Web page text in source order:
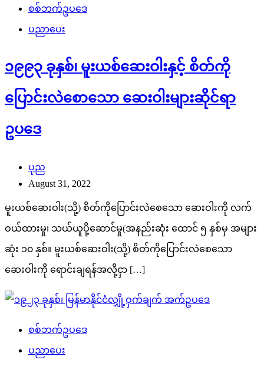
စစ်ဘက်ဥပဒေ
ပညာပေး
၁၉၉၃ ခုနှစ်၊ မူးယစ်ဆေးဝါးနှင့် စိတ်ကို
ပြောင်းလဲစောသော ဆေးဝါးများဆိုင်ရာ
ဥပဒေ
ပုည
August 31, 2022
မူးယစ်ဆေးဝါး(သို့) စိတ်ကိုပြောင်းလဲစေသော ဆေးဝါးကို လက်
ဝယ်ထားမှု၊ သယ်ယူပို့ဆောင်မှု(အနည်းဆုံး ထောင် ၅ နှစ်မှ အများ
ဆုံး ၁၀ နှစ်။ မူးယစ်ဆေးဝါး(သို့) စိတ်ကိုပြောင်းလဲစေသော
ဆေးဝါးကို ရောင်းချရန်အလို့ငှာ […]
စစ်ဘက်ဥပဒေ
ပညာပေး